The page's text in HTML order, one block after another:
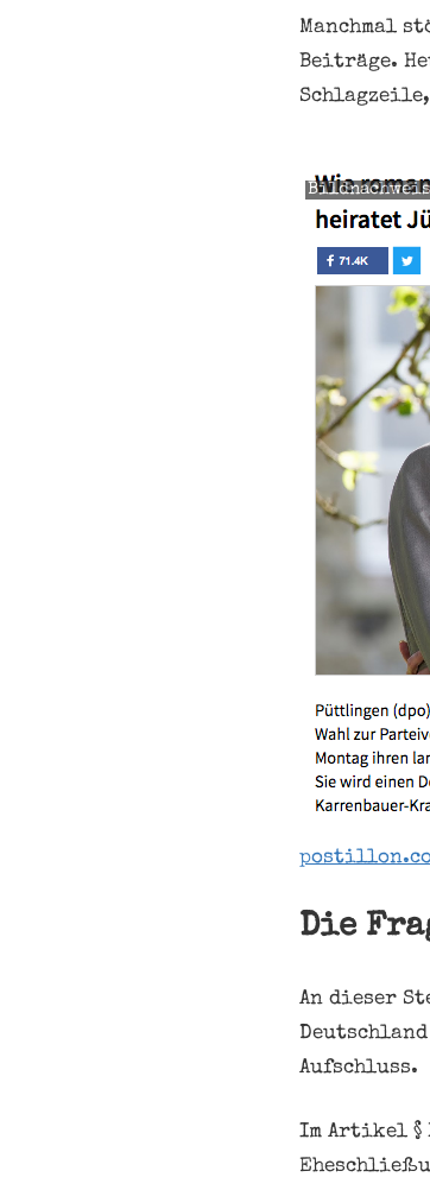
Manchmal
Beiträge.
Die
An dieser
Aufschluss.
Im Artikel §